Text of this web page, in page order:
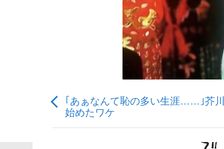
《BTS厳戒トーキョー滞在記》RM→渋谷
終戦から81年
｢あぁなんて恥の多い生涯……｣芥
始めたワケ